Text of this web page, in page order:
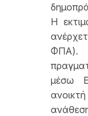
Η
ΦΠΑ).
μέσω